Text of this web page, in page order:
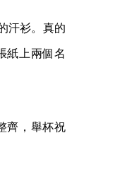
汗衫。真的
紙上兩個名
齊，舉杯祝